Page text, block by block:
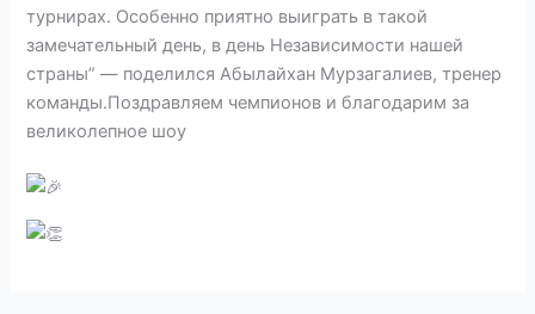
турнирах. Особенно приятно выиграть в такой
замечательный день, в день Независимости нашей
страны” — поделился Абылайхан Мурзагалиев, тренер
команды.Поздравляем чемпионов и благодарим за
великолепное шоу